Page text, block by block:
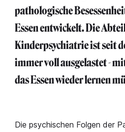
pathologische
Essen entwickelt. Die
Kinderpsychiatrie ist seit
immer voll ausgelastet -
das Essen wieder lernen
Die psychischen Folgen der